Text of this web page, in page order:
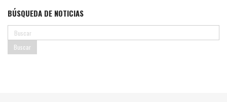
BÚSQUEDA DE NOTICIAS